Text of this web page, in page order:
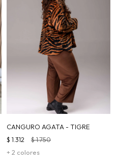
CANGURO AGATA - TIGRE
+ 2 colores
$ 1.312 $1.750